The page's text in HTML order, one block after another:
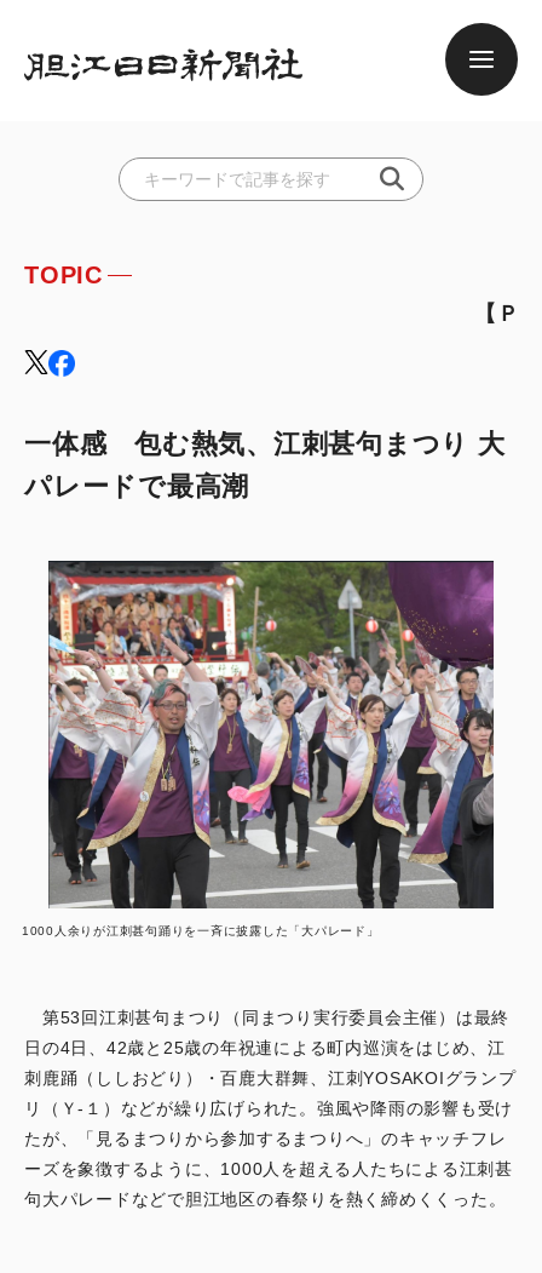
TOPIC
【ＰＲ】大相撲奥
一体感 包む熱気、江刺甚句まつり 大
パレードで最高潮
1000人余りが江刺甚句踊りを一斉に披露した「大パレード」
第53回江刺甚句まつり（同まつり実行委員会主催）は最終
日の4日、42歳と25歳の年祝連による町内巡演をはじめ、江
刺鹿踊（ししおどり）・百鹿大群舞、江刺YOSAKOIグランプ
リ（Ｙ-１）などが繰り広げられた。強風や降雨の影響も受け
たが、「見るまつりから参加するまつりへ」のキャッチフレ
ーズを象徴するように、1000人を超える人たちによる江刺甚
句大パレードなどで胆江地区の春祭りを熱く締めくくった。